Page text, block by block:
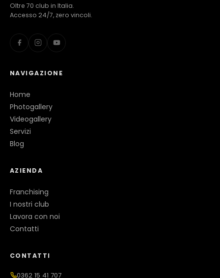
Oltre 70 club in Italia.
Accesso 24/7, zero vincoli.
NAVIGAZIONE
Home
Photogallery
Videogallery
Servizi
Blog
AZIENDA
Franchising
I nostri club
Lavora con noi
Contatti
CONTATTI
0362 15 41 707